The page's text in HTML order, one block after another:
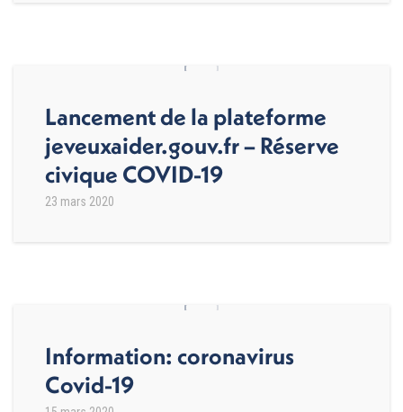
Lancement de la plateforme
jeveuxaider.gouv.fr – Réserve
civique COVID-19
23 mars 2020
Information: coronavirus
Covid-19